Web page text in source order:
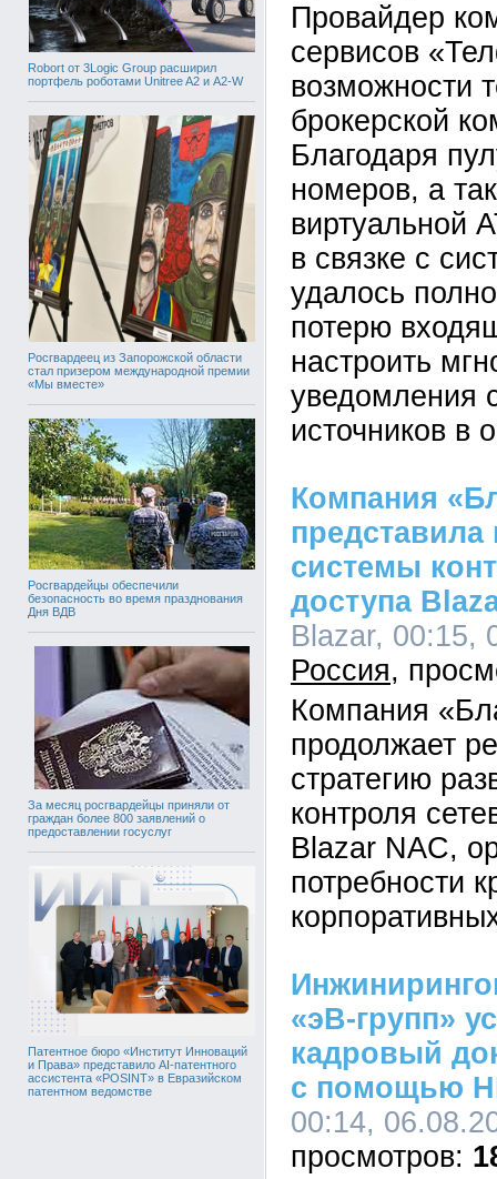
Robort от 3Logic Group расширил
портфель роботами Unitree A2 и A2-W
Росгвардеец из Запорожской области
стал призером международной премии
«Мы вместе»
Росгвардейцы обеспечили
безопасность во время празднования
Дня ВДВ
За месяц росгвардейцы приняли от
граждан более 800 заявлений о
предоставлении госуслуг
Патентное бюро «Институт Инноваций
и Права» представило AI-патентного
ассистента «POSINT» в Евразийском
патентном ведомстве
Провайдер
сервисов
возможности
брокерской
Благодаря
номеров, а
виртуальной
в связке с
удалось
потерю
настроить
уведомления
источников в
Компания
системы
доступа
Blazar, 00:15,
Россия
Компания
продолжает
стратегию
контроля
Blazar NAC,
потребности
«эВ-групп»
кадровый
с помощью
00:14,